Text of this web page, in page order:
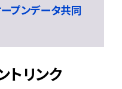
プンデータ共同
トリンク